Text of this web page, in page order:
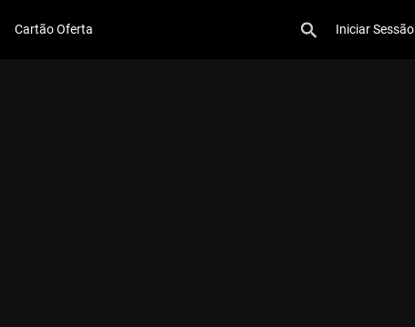
Cartão Oferta Iniciar Sessão